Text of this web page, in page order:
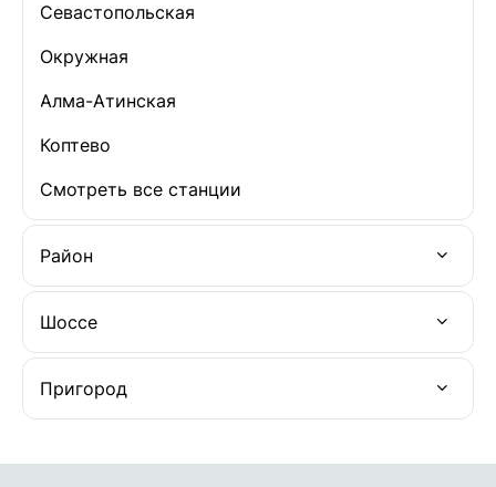
Севастопольская
Окружная
Алма-Атинская
Коптево
Смотреть все станции
Район
Шоссе
Пригород